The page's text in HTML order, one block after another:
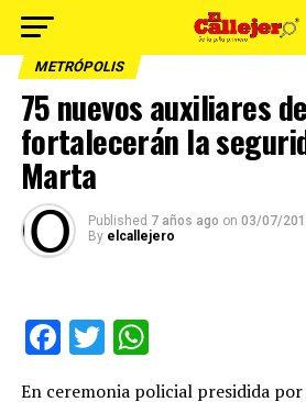
METRÓPOLIS
75 nuevos auxiliares
fortalecerán la
Marta
Published 7 años ago on 03/07/
By elcallejero
Facebook
TwitterWhatsApp
En ceremonia policial presidida